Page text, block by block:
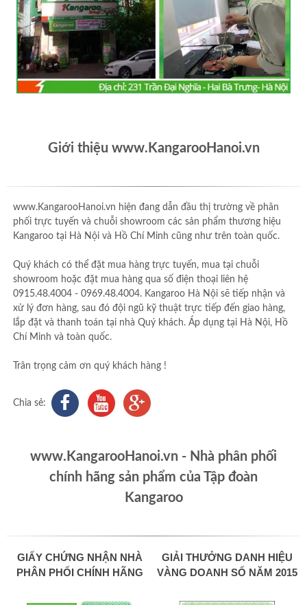
Giới thiệu www.KangarooHanoi.vn
www.KangarooHanoi.vn hiện đang dẫn đầu thị trường về phân
phối trực tuyến và chuỗi showroom các sản phẩm thương hiệu
Kangaroo tại Hà Nội và Hồ Chí Minh cũng như trên toàn quốc.
Quý khách có thể đặt mua hàng trực tuyến, mua tại chuỗi
showroom hoặc đặt mua hàng qua số điện thoại liên hệ
0915.48.4004 - 0969.48.4004. Kangaroo Hà Nội sẽ tiếp nhận và
xử lý đơn hàng, sau đó đội ngũ kỹ thuật trực tiếp đến giao hàng,
lắp đặt và thanh toán tại nhà Quý khách. Áp dụng tại Hà Nội, Hồ
Chí Minh và toàn quốc.
Trân trọng cảm ơn quý khách hàng !
Chia sẻ:
www.KangarooHanoi.vn - Nhà phân phối
chính hãng sản phẩm của Tập đoàn
Kangaroo
GIẤY CHỨNG NHẬN NHÀ
PHÂN PHỐI CHÍNH HÃNG
GIẢI THƯỞNG DANH HIỆU
VÀNG DOANH SỐ NĂM 2015